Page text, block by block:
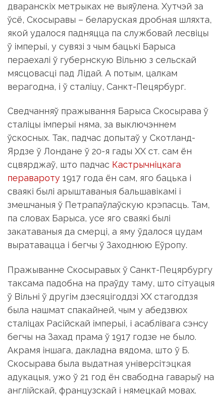
дваранскіх метрыках не выяўлена. Хутчэй за
ўсё, Скосыравы – беларуская дробная шляхта,
якой удалося падняцца па службовай лесвіцы
ў імперыі, у сувязі з чым бацькі Барыса
пераехалі ў губернскую Вільню з сельскай
мясцовасці пад Лідай. А потым, цалкам
верагодна, і ў сталіцу, Санкт-Пецярбург.
Сведчанняў пражывання Барыса Скосырава ў
сталіцы імперыі няма, за выключэннем
ўскосных. Так, падчас допытаў у Скотланд-
Ярдзе ў Лондане ў 20-я гады ХХ ст. сам ён
сцвярджаў, што падчас Кастрычніцкага
перавароту 1917 года ён сам, яго бацька і
сваякі былі арыштаваныя бальшавікамі і
змешчаныя ў Петрапаўлаўскую крэпасць. Там,
па словах Барыса, усе яго сваякі былі
закатаваныя да смерці, а яму ўдалося цудам
выратавацца і бегчы ў Заходнюю Еўропу.
Пражыванне Скосыравых ў Санкт-Пецярбургу
таксама падобна на праўду таму, што сітуацыя
ў Вільні ў другім дзесяцігоддзі ХХ стагоддзя
была нашмат спакайней, чым у абедзвюх
сталіцах Расійскай імперыі, і асаблівага сэнсу
бегчы на Захад прама ў 1917 годзе не было.
Акрамя іншага, дакладна вядома, што ў Б.
Скосырава была выдатная універсітэцкая
адукацыя, ужо ў 21 год ён свабодна гаварыў на
англійскай, французскай і нямецкай мовах.